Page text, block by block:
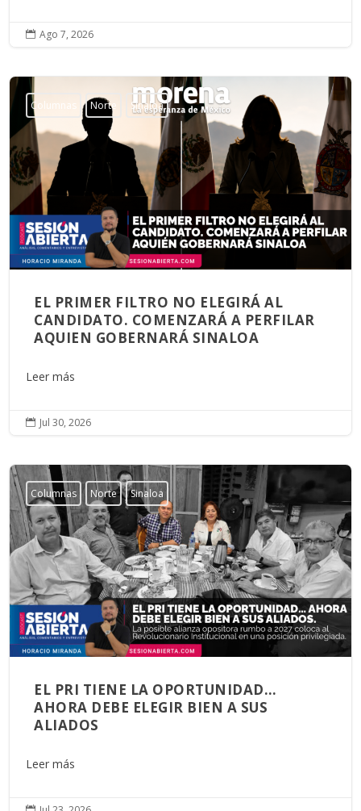
 Ago 7, 2026
Columnas Norte Sinaloa
EL PRIMER FILTRO NO ELEGIRÁ AL
CANDIDATO. COMENZARÁ A PERFILAR
AQUIEN GOBERNARÁ SINALOA
Leer más
 Jul 30, 2026
Columnas Norte Sinaloa
EL PRI TIENE LA OPORTUNIDAD…
AHORA DEBE ELEGIR BIEN A SUS
ALIADOS
Leer más